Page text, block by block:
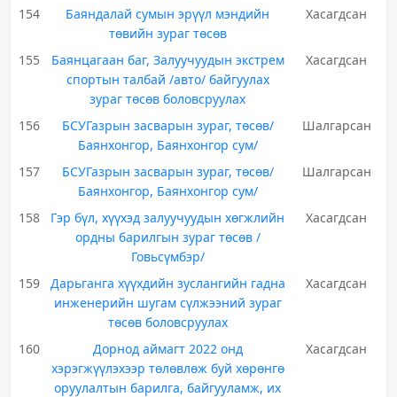
154
Баяндалай сумын эрүүл мэндийн
төвийн зураг төсөв
Хасагдсан
155
Баянцагаан баг, Залуучуудын экстрем
спортын талбай /авто/ байгуулах
зураг төсөв боловсруулах
Хасагдсан
156
БСУГазрын засварын зураг, төсөв/
Баянхонгор, Баянхонгор сум/
Шалгарсан
157
БСУГазрын засварын зураг, төсөв/
Баянхонгор, Баянхонгор сум/
Шалгарсан
158
Гэр бүл, хүүхэд залуучуудын хөгжлийн
ордны барилгын зураг төсөв /
Говьсүмбэр/
Хасагдсан
159
Дарьганга хүүхдийн зуслангийн гадна
инженерийн шугам сүлжээний зураг
төсөв боловсруулах
Хасагдсан
160
Дорнод аймагт 2022 онд
хэрэгжүүлэхээр төлөвлөж буй хөрөнгө
оруулалтын барилга, байгууламж, их
Хасагдсан